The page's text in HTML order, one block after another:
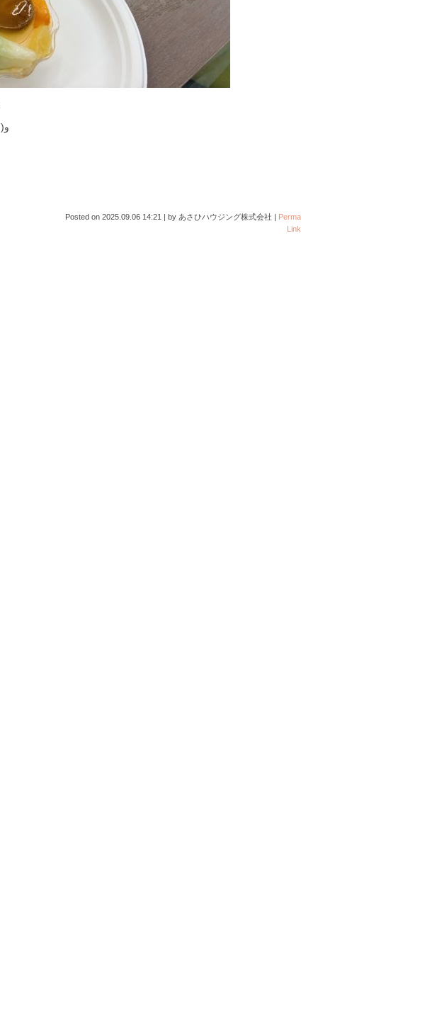
ケーキを食べて午後も頑張ります ٩(`・ω・´)و
Posted on 2025.09.06 14:21 by あさひハウジング株式会社
Perma
Link